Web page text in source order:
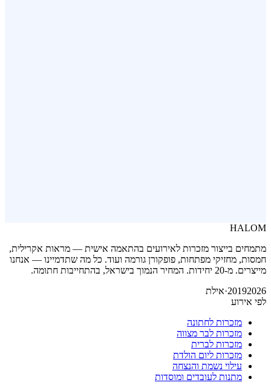
HALOM
מתמחים בייצור מזכרות לאירועים בהתאמה אישית — מראות אקרילית,
חמסות, מחזיקי מפתחות, פופקורן גורמה ועוד. כל מה שתדמיינו — אנחנו
מייצרים. מ-20 יחידות. המחיר הנמוך בישראל, בהתחייבות חתומה.
20192026
·אילת
לפי אירוע
מזכרות לחתונה
מזכרות לבר מצווה
מזכרות לברית
מזכרות ליום הולדת
עילוי נשמת והנצחה
מתנות לעובדים ומוסדות